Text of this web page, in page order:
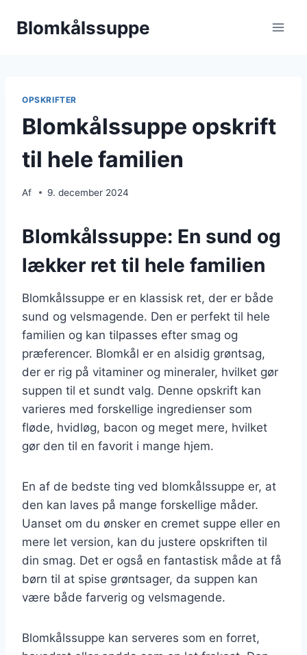
Blomkålssuppe
OPSKRIFTER
Blomkålssuppe opskrift
til hele familien
Af 9. december 2024
Blomkålssuppe: En sund og
lækker ret til hele familien
Blomkålssuppe er en klassisk ret, der er både
sund og velsmagende. Den er perfekt til hele
familien og kan tilpasses efter smag og
præferencer. Blomkål er en alsidig grøntsag,
der er rig på vitaminer og mineraler, hvilket gør
suppen til et sundt valg. Denne opskrift kan
varieres med forskellige ingredienser som
fløde, hvidløg, bacon og meget mere, hvilket
gør den til en favorit i mange hjem.
En af de bedste ting ved blomkålssuppe er, at
den kan laves på mange forskellige måder.
Uanset om du ønsker en cremet suppe eller en
mere let version, kan du justere opskriften til
din smag. Det er også en fantastisk måde at få
børn til at spise grøntsager, da suppen kan
være både farverig og velsmagende.
Blomkålssuppe kan serveres som en forret,